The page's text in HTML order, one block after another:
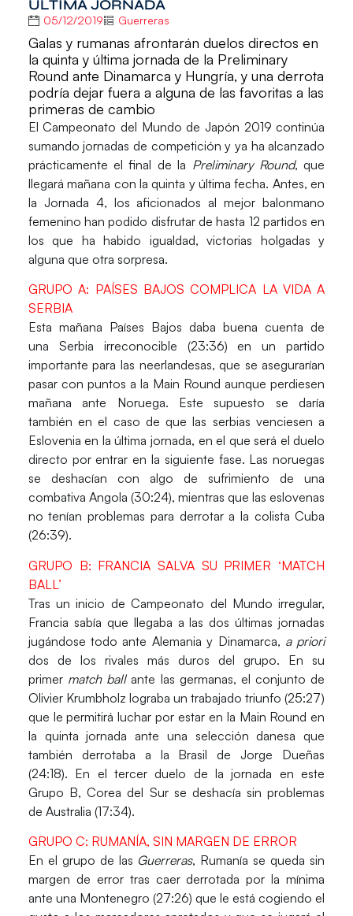
ÚLTIMA JORNADA
05/12/2019 Guerreras
Galas y rumanas afrontarán duelos directos en
la quinta y última jornada de la Preliminary
Round ante Dinamarca y Hungría, y una derrota
podría dejar fuera a alguna de las favoritas a las
primeras de cambio
ElCampeonato del Mundo de Japón 2019 continúa
sumando jornadas de competición y ya ha alcanzado
prácticamente el final de la Preliminary Round, que
llegará mañana con la quinta y última fecha. Antes, en
la Jornada 4, los aficionados al mejor balonmano
femenino han podido disfrutar de hasta 12 partidos en
los que ha habido igualdad, victorias holgadas y
alguna que otra sorpresa.
GRUPO A: PAÍSES BAJOS COMPLICA LA VIDA A
SERBIA
Esta mañana Países Bajos daba buena cuenta de
una Serbia irreconocible (23:36) en un partido
importante para las neerlandesas, que se asegurarían
pasar con puntos a la Main Round aunque perdiesen
mañana ante Noruega. Este supuesto se daría
también en el caso de que las serbias venciesen a
Eslovenia en la última jornada, en el que será el duelo
directo por entrar en la siguiente fase. Las noruegas
se deshacían con algo de sufrimiento de una
combativa Angola (30:24), mientras que las eslovenas
no tenían problemas para derrotar a la colistaCuba
(26:39).
GRUPO B: FRANCIA SALVA SU PRIMER ‘MATCH
BALL’
Tras un inicio de Campeonato del Mundo irregular,
Francia sabía que llegaba a las dos últimas jornadas
jugándose todo ante Alemania y Dinamarca, a priori
dos de los rivales más duros del grupo. En su
primer match ballante las germanas, el conjunto de
Olivier Krumbholz lograba un trabajado triunfo(25:27)
que le permitirá luchar por estar en la Main Round en
la quinta jornada ante una selección danesa que
también derrotaba a la Brasil de Jorge Dueñas
(24:18). En el tercer duelo de la jornada en este
Grupo B, Corea del Sur se deshacía sin problemas
de Australia (17:34).
GRUPO C: RUMANÍA, SIN MARGEN DE ERROR
En el grupo de las Guerreras, Rumanía se queda sin
margen de error tras caer derrotada por la mínima
ante una Montenegro (27:26) que le está cogiendo el